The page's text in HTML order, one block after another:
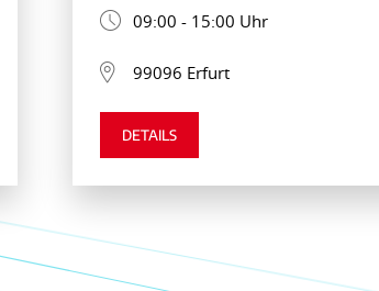
09:00 - 15:00 Uhr
99096 Erfurt
DETAILS